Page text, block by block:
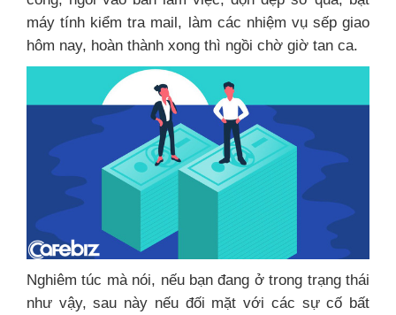
máy tính kiểm tra mail, làm các nhiệm vụ sếp giao
hôm nay, hoàn thành xong thì ngồi chờ giờ tan ca.
Nghiêm túc mà nói, nếu bạn đang ở trong trạng thái
như vậy, sau này nếu đối mặt với các sự cố bất